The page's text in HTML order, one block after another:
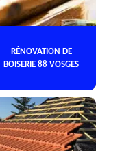
RÉNOVATION DE
BOISERIE 88 VOSGES